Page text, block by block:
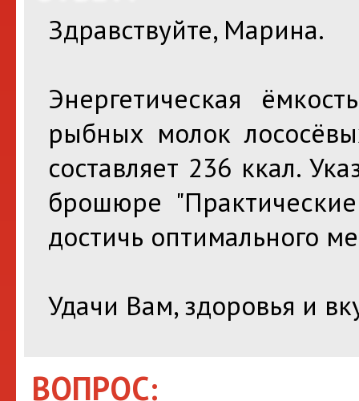
Здравствуйте, Марина.
Энергетическая
рыбных молок
составляет 236 ккал.
брошюре
достичь оптимального
Удачи Вам, здоровья и
ВОПРОС: